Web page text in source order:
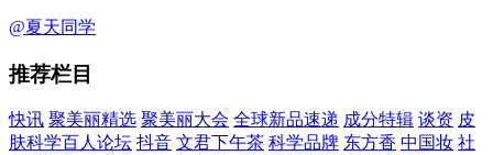
@夏天同学
推荐栏目
快讯 聚美丽精选 聚美丽大会 全球新品速递 成分特辑 谈资 皮
肤科学百人论坛 抖音 文君下午茶 科学品牌 东方香 中国妆 社